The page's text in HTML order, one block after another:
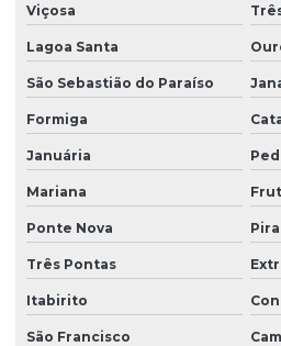
Viçosa
Lagoa Santa
São Sebastião do Paraíso
Formiga
Januária
Mariana
Ponte Nova
Três Pontas
Itabirito
São Francisco